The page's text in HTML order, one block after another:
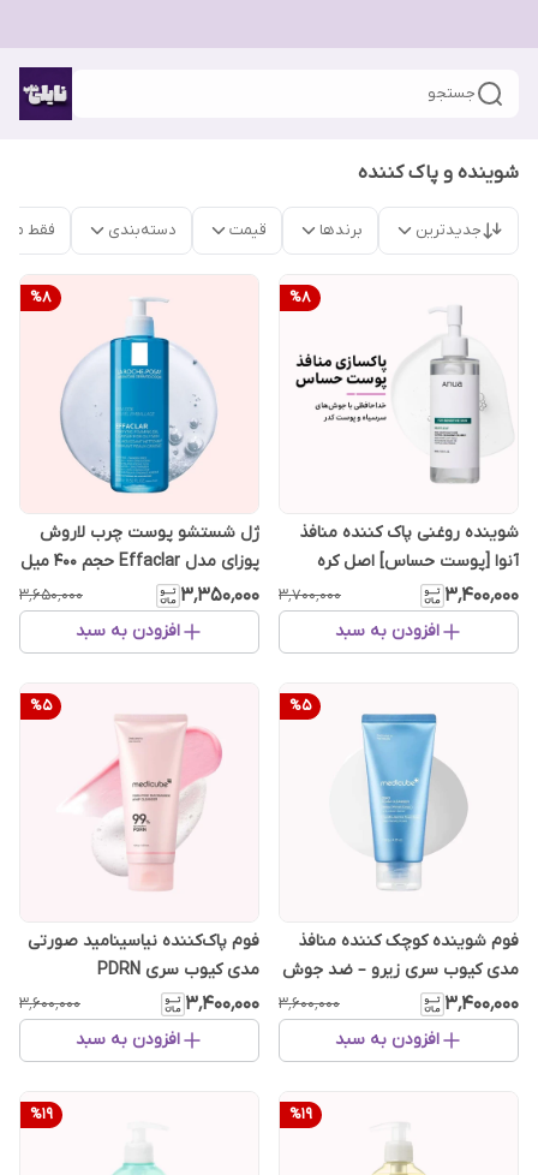
جستجو
شوینده و پاک کننده
جدیدترین برندها قیمت دسته‌بندی فقط
%8
شوینده روغنی پاک کننده منافذ
آنوا [پوست حساس] اصل کره
۳٬۴۰۰٬۰۰۰ ۳٬۷۰۰٬۰۰۰
افزودن به سبد
%8
ژل شستشو پوست چرب لاروش
پوزای مدل Effaclar حجم 400 میل
۳٬۳۵۰٬۰۰۰ ۳٬۶۵۰٬۰۰۰
افزودن به سبد
%5
فوم شوینده کوچک کننده منافذ
مدی کیوب سری زیرو – ضد جوش
سرسیاه
۳٬۴۰۰٬۰۰۰ ۳٬۶۰۰٬۰۰۰
افزودن به سبد
%5
فوم پاک‌کننده نیاسینامید صورتی
مدی کیوب سری PDRN
۳٬۴۰۰٬۰۰۰ ۳٬۶۰۰٬۰۰۰
افزودن به سبد
%19
%19